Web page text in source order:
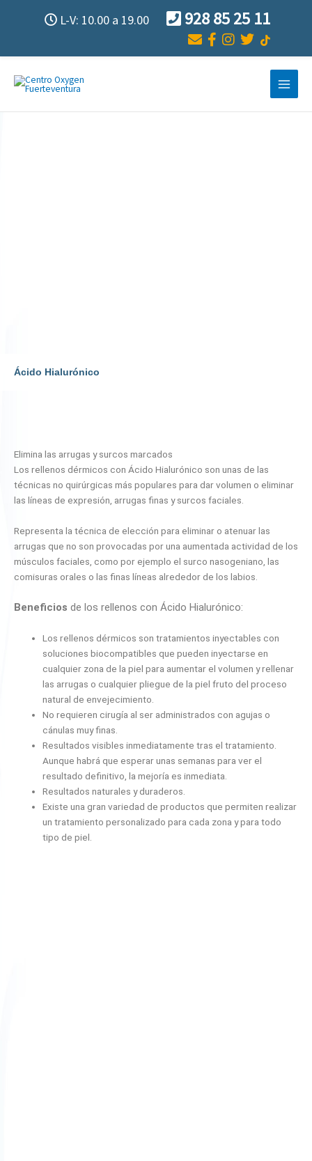
Ácido Hialurónico
Elimina las arrugas y surcos marcados
Los rellenos dérmicos con Ácido Hialurónico son unas de las
técnicas no quirúrgicas más populares para dar volumen o eliminar
las líneas de expresión, arrugas finas y surcos faciales.
Representa la técnica de elección para eliminar o atenuar las
arrugas que no son provocadas por una aumentada actividad de los
músculos faciales, como por ejemplo el surco nasogeniano, las
comisuras orales o las finas líneas alrededor de los labios.
Beneficios de los rellenos con Ácido Hialurónico:
Los rellenos dérmicos son tratamientos inyectables con
soluciones biocompatibles que pueden inyectarse en
cualquier zona de la piel para aumentar el volumen y rellenar
las arrugas o cualquier pliegue de la piel fruto del proceso
natural de envejecimiento.
No requieren cirugía al ser administrados con agujas o
cánulas muy finas.
Resultados visibles inmediatamente tras el tratamiento.
Aunque habrá que esperar unas semanas para ver el
resultado definitivo, la mejoría es inmediata.
Resultados naturales y duraderos.
Existe una gran variedad de productos que permiten realizar
un tratamiento personalizado para cada zona y para todo
tipo de piel.
L-V: 10.00 a 19.00 928 85 25 11